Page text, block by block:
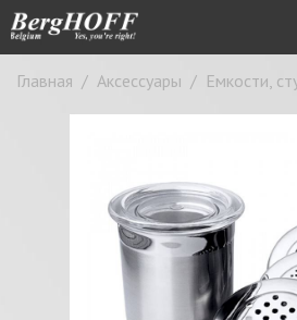
Главная / Аксессуары / Емкости,